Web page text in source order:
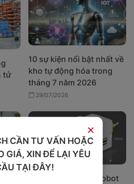
tử
10 sự kiện nổi bật nhất về
kho tự động hóa trong
tháng 7 năm 2026
29/07/2026
Các thiết bị AGV - Robot
×
CẦN TƯ VẤN HOẶC
GIÁ, XIN ĐỂ LẠI YÊU
TẠI ĐÂY!